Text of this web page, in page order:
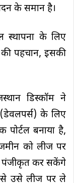
के समान है।
स्थापना के लिए
पहचान, इसकी
डिस्कॉम ने
के लिए
पोर्टल बनाया है,
को लीज पर
पंजीकृत कर सकेंगे
से उसे लीज पर ले